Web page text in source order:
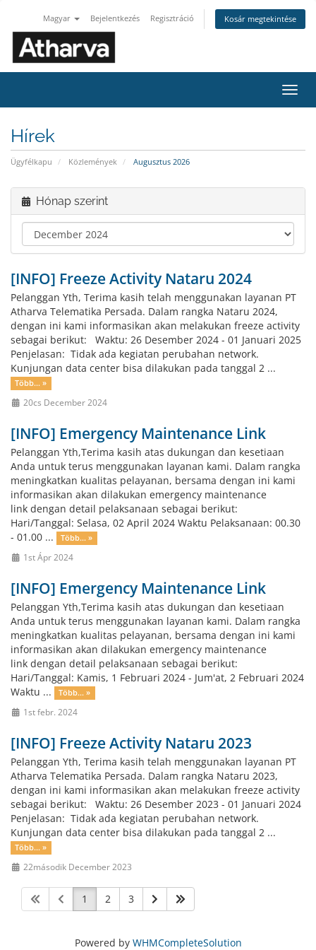
Magyar Bejelentkezés Regisztráció Kosár megtekintése
a
Hírek
Ügyfélkapu Közlemények Augusztus 2026
Hónap szerint
[INFO] Freeze Activity Nataru 2024
Pelanggan Yth, Terima kasih telah menggunakan layanan PT
Atharva Telematika Persada. Dalam rangka Nataru 2024,
dengan ini kami informasikan akan melakukan freeze activity
sebagai berikut: Waktu: 26 Desember 2024 - 01 Januari 2025
Penjelasan: Tidak ada kegiatan perubahan network.
Kunjungan data center bisa dilakukan pada tanggal 2 ...
Több... »
20cs December 2024
[INFO] Emergency Maintenance Link
Pelanggan Yth,Terima kasih atas dukungan dan kesetiaan
Anda untuk terus menggunakan layanan kami. Dalam rangka
meningkatkan kualitas pelayanan, bersama dengan ini kami
informasikan akan dilakukan emergency maintenance
link dengan detail pelaksanaan sebagai berikut:
Hari/Tanggal: Selasa, 02 April 2024 Waktu Pelaksanaan: 00.30
- 01.00 ...
Több... »
1st Ápr 2024
[INFO] Emergency Maintenance Link
Pelanggan Yth,Terima kasih atas dukungan dan kesetiaan
Anda untuk terus menggunakan layanan kami. Dalam rangka
meningkatkan kualitas pelayanan, bersama dengan ini kami
informasikan akan dilakukan emergency maintenance
link dengan detail pelaksanaan sebagai berikut:
Hari/Tanggal: Kamis, 1 Februari 2024 - Jum'at, 2 Februari 2024
Waktu ...
Több... »
1st febr. 2024
[INFO] Freeze Activity Nataru 2023
Pelanggan Yth, Terima kasih telah menggunakan layanan PT
Atharva Telematika Persada. Dalam rangka Nataru 2023,
dengan ini kami informasikan akan melakukan freeze activity
sebagai berikut: Waktu: 26 Desember 2023 - 01 Januari 2024
Penjelasan: Tidak ada kegiatan perubahan network.
Kunjungan data center bisa dilakukan pada tanggal 2 ...
Több... »
22második December 2023
1 2 3
Powered by WHMCompleteSolution